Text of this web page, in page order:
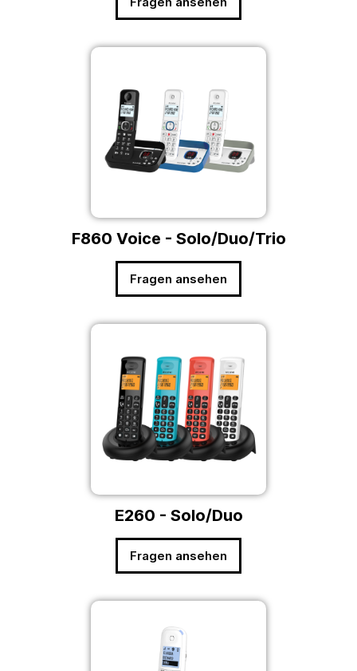
F860 Voice - Solo/Duo/Trio
Fragen ansehen
E260 - Solo/Duo
Fragen ansehen